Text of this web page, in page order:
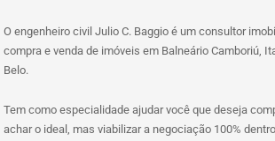
O engenheiro civil Julio C. Baggio é um consultor
compra e venda de imóveis em Balneário Camboriú,
Belo.
Tem como especialidade ajudar você que deseja
achar o ideal, mas viabilizar a negociação 100%